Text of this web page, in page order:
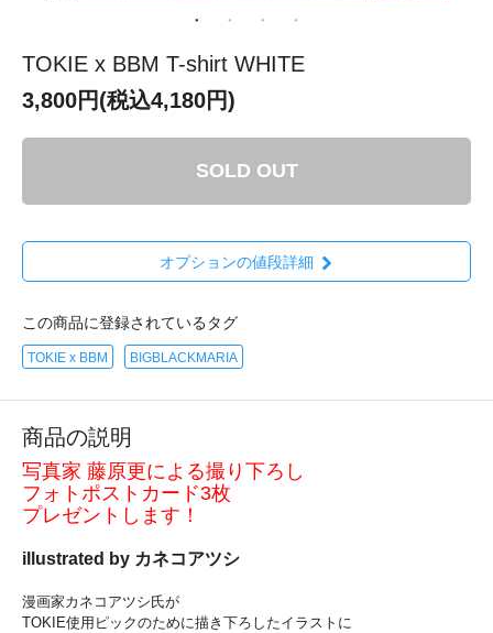
TOKIE x BBM T-shirt WHITE
3,800円(税込4,180円)
SOLD OUT
オプションの値段詳細
この商品に登録されているタグ
TOKIE x BBM BIGBLACKMARIA
商品の説明
写真家 藤原更による撮り下ろし
フォトポストカード3枚
プレゼントします！
illustrated by カネコアツシ
漫画家カネコアツシ氏が
TOKIE使用ピックのために描き下ろしたイラストに